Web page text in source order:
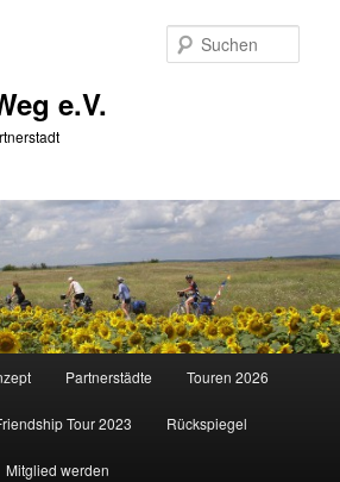
e.V.
Partnerstädte Touren 2026
Tour 2023 Rückspiegel
Mitglied werden